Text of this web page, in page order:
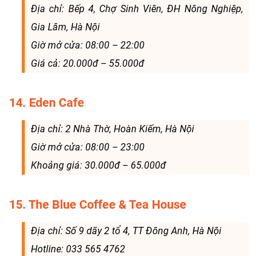
Địa chỉ: Bếp 4, Chợ Sinh Viên, ĐH Nông Nghiệp,
Gia Lâm, Hà Nội
Giờ mở cửa: 08:00 – 22:00
Giá cả: 20.000đ – 55.000đ
14. Eden Cafe
Địa chỉ: 2 Nhà Thờ, Hoàn Kiếm, Hà Nội
Giờ mở cửa: 08:00 – 23:00
Khoảng giá: 30.000đ – 65.000đ
15. The Blue Coffee & Tea House
Địa chỉ: Số 9 dãy 2 tổ 4, TT Đông Anh, Hà Nội
Hotline: 033 565 4762